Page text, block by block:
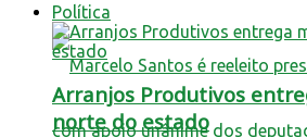
Política
Arranjos Produtivos
norte do estado